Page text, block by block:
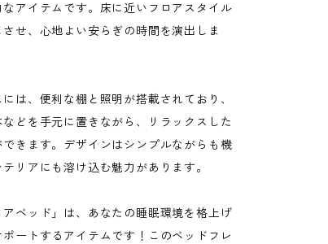
アイテムです。床に近いフロアスタイル
せ、心地よい安らぎの時間を演出しま
は、便利な棚と照明が搭載されており、
どを手元に置きながら、リラックスした
きます。デザインはシンプルながらも機
リアにも溶け込む魅力があります。
アベッド」は、あなたの睡眠環境を格上げ
ポートするアイテムです！このベッドフレ